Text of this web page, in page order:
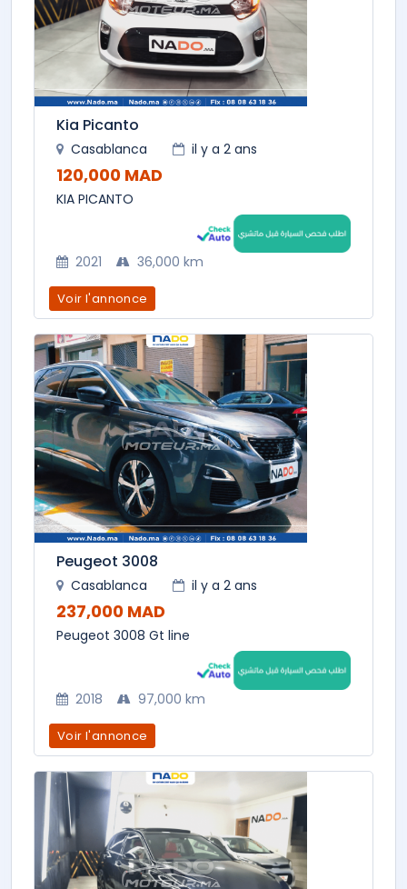
Kia Picanto
Casablanca il y a 2 ans
120,000 MAD
KIA PICANTO
2021 36,000 km
Voir l'annonce
Peugeot 3008
Casablanca il y a 2 ans
237,000 MAD
Peugeot 3008 Gt line
2018 97,000 km
Voir l'annonce